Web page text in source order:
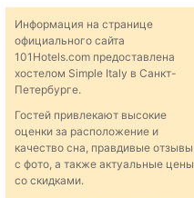
Информация на странице
официального сайта
101Hotels.com предоставлена
хостелом Simple Italy в Санкт-
Петербурге.
Гостей привлекают высокие
оценки за расположение и
качество сна, правдивые отзывы
с фото, а также актуальные цены
со скидками.